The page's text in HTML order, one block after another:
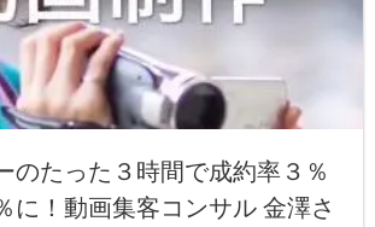
のたった３時間で成約率３％
に！動画集客コンサル 金澤さ